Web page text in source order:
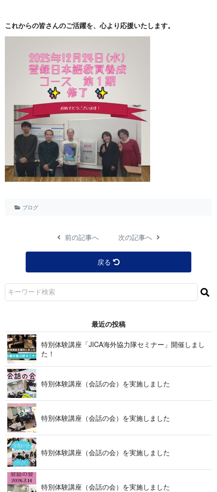
これからの皆さんのご活躍を、心より応援いたします。
ブログ
前の記事へ 次の記事へ
戻る
最近の投稿
特別体験講座「JICA海外協力隊セミナー」開催しまし
た！
特別体験講座（会話の会）を実施しました
特別体験講座（会話の会）を実施しました
特別体験講座（会話の会）を実施しました
特別体験講座（会話の会）を実施しました